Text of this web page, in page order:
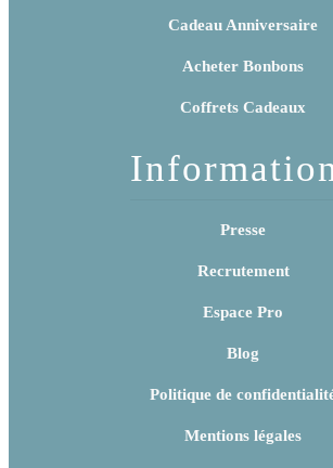
Cadeau Anniversaire
Acheter Bonbons
Coffrets Cadeaux
Presse
Recrutement
Espace Pro
Blog
Politique de
Mentions légales